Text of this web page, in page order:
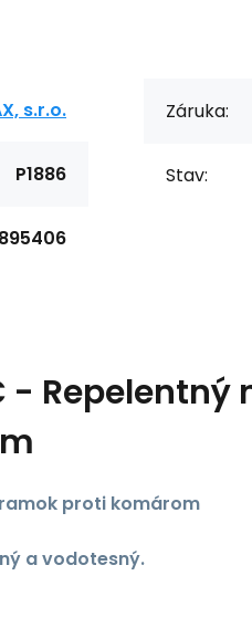
s.r.o.
P1886
Záruka:
Stav:
-
proti komárom
a vodotesný.